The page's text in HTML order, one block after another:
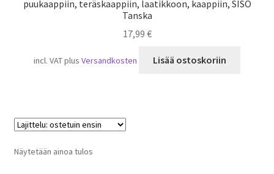
puukaappiin, teräskaappiin, laatikkoon, kaappiin, SISO
Tanska
17,99 €
incl. VATplusVersandkosten Lisää ostoskoriin
Näytetään ainoa tulos